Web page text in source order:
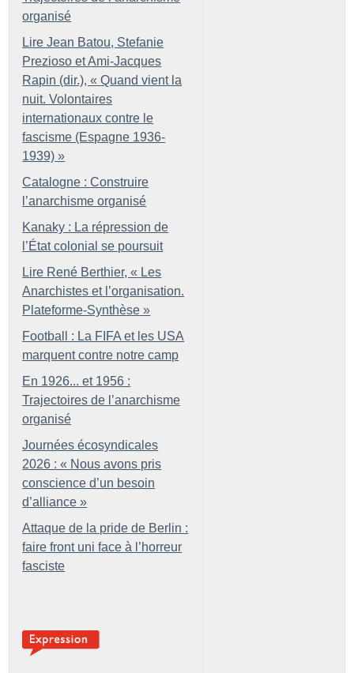
organisé
Lire Jean Batou, Stefanie
Prezioso et Ami-Jacques
Rapin (dir.), « Quand vient la
nuit. Volontaires
internationaux contre le
fascisme (Espagne 1936-
1939) »
Catalogne : Construire
l’anarchisme organisé
Kanaky : La répression de
l’État colonial se poursuit
Lire René Berthier, « Les
Anarchistes et l’organisation.
Plateforme-Synthèse »
Football : La FIFA et les USA
marquent contre notre camp
En 1926... et 1956 :
Trajectoires de l’anarchisme
organisé
Journées écosyndicales
2026 : « Nous avons pris
conscience d’un besoin
d’alliance »
Attaque de la pride de Berlin :
faire front uni face à l’horreur
fasciste